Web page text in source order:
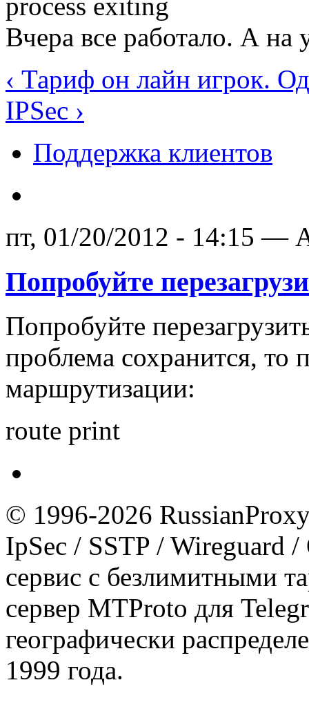
Вчера все работало. А на
‹ Тариф он лайн игрок.
IPSec ›
Поддержка клиентов
пт, 01/20/2012 - 14:15 —
Попробуйте
Попробуйте
проблема сохранится,
маршрутизации:
route print
© 1996-2026
IpSec / SSTP / Wireguard
сервис с безлимитными
сервер MTProto для
географически
1999 года.